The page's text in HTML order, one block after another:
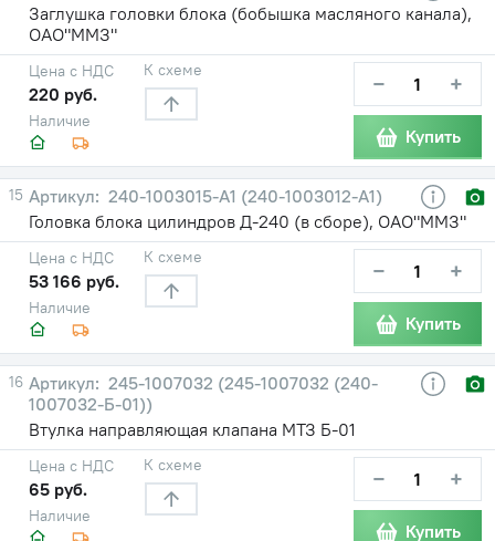
Заглушка головки блока (бобышка масляного канала),
ОАО"ММЗ"
Наличие
Цена с НДС
220 руб.
К схеме − +
Купить
15
240-1003015-A1 (240-1003012-А1)
Головка блока цилиндров Д-240 (в сборе), ОАО"ММЗ"
Наличие
Цена с НДС
53 166 руб.
К схеме − +
Купить
16
245-1007032 (245-1007032 (240-
1007032-Б-01))
Втулка направляющая клапана МТЗ Б-01
Наличие
Цена с НДС
65 руб.
К схеме − +
Купить